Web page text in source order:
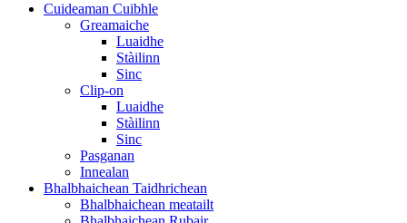
Cuideaman Cuibhle
Greamaiche
Luaidhe
Stàilinn
Sinc
Clip-on
Luaidhe
Stàilinn
Sinc
Pasganan
Innealan
Bhalbhaichean Taidhrichean
Bhalbhaichean meatailt